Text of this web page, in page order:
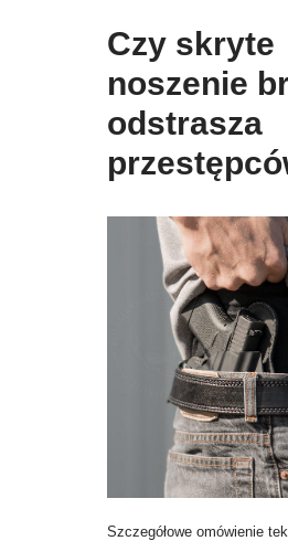
Czy skryte
noszenie
odstrasza
Szczegółowe omówienie